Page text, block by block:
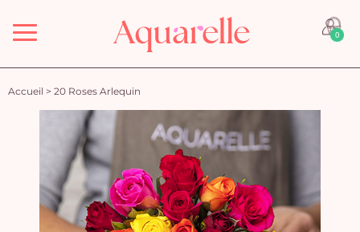
Menu 0
Accueil > 20 Roses Arlequin